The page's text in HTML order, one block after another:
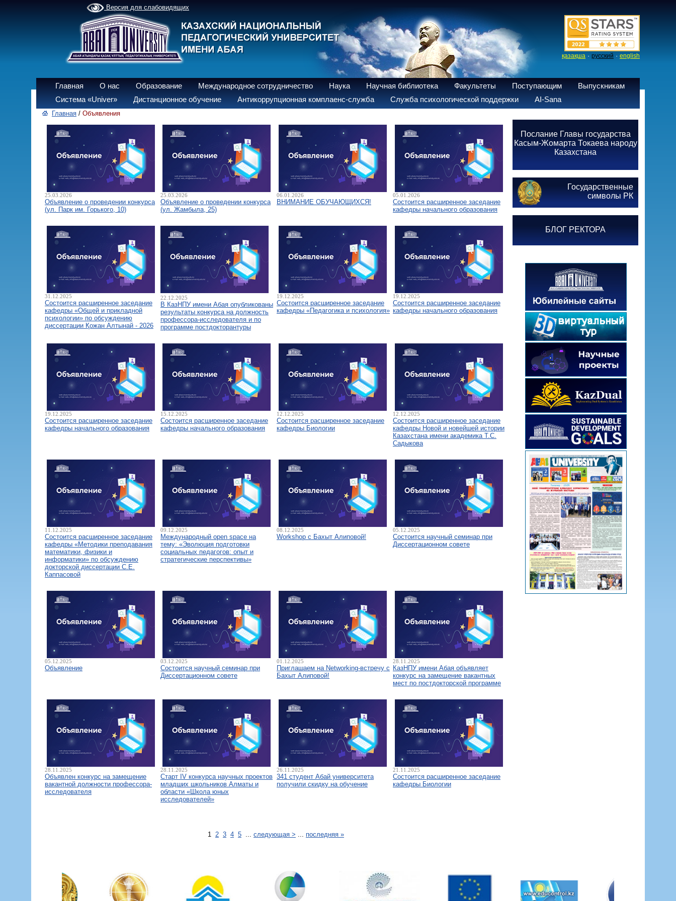
Версия для слабовидящих
қазақша · русский · english
Главная О нас Образование Международное сотрудничество Наука Научная библиотека Факультеты Поступающим
Выпускникам
Система «Univer»
Дистанционное обучение Антикоррупционная комплаенс-служба Служба психологической поддержки AI-Sana
Главная / Объявления
25.03.2026
Объявление о проведении конкурса
(ул. Парк им. Горького, 10)
25.03.2026
Объявление о проведении конкурса
(ул. Жамбыла, 25)
06.01.2026
ВНИМАНИЕ ОБУЧАЮЩИХСЯ!
05.01.2026
Состоится расширенное заседание
кафедры начального образования
31.12.2025
Состоится расширенное заседание
кафедры «Общей и прикладной
психологии» по обсуждению
диссертации Қожан Алтынай - 2026
22.12.2025
В КазНПУ имени Абая опубликованы
результаты конкурса на должность
профессора-исследователя и по
программе постдокторантуры
19.12.2025
Состоится расширенное заседание
кафедры «Педагогика и психология»
19.12.2025
Состоится расширенное заседание
кафедры начального образования
19.12.2025
Состоится расширенное заседание
кафедры начального образования
15.12.2025
Состоится расширенное заседание
кафедры начального образования
12.12.2025
Состоится расширенное заседание
кафедры Биологии
12.12.2025
Состоится расширенное заседание
кафедры Новой и новейшей истории
Казахстана имени академика Т.С.
Садыкова
11.12.2025
Состоится расширенное заседание
кафедры «Методики преподавания
математики, физики и
информатики» по обсуждению
докторской диссертации С.Е.
Каппасовой
09.12.2025
Международный open space на
тему: «Эволюция подготовки
социальных педагогов: опыт и
стратегические перспективы»
08.12.2025
Workshop с Бахыт Алиповой!
05.12.2025
Состоится научный семинар при
Диссертационном совете
05.12.2025
Объявление
03.12.2025
Состоится научный семинар при
Диссертационном совете
01.12.2025
Приглашаем на Networking-встречу с
Бахыт Алиповой!
28.11.2025
КазНПУ имени Абая объявляет
конкурс на замещение вакантных
мест по постдокторской программе
28.11.2025
Объявлен конкурс на замещение
вакантной должности профессора-
исследователя
28.11.2025
Старт IV конкурса научных проектов
младших школьников Алматы и
области «Школа юных
исследователей»
26.11.2025
341 студент Абай университета
получили скидку на обучение
21.11.2025
Состоится расширенное заседание
кафедры Биологии
1 2 3 4 5 ... следующая > ... последняя »
Послание Главы государства
Касым-Жомарта Токаева народу
Казахстана
Государственные
символы РК
БЛОГ РЕКТОРА